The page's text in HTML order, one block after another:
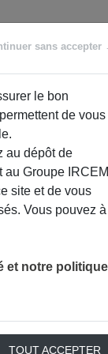
sans accepter
le bon
de vous
au dépôt de
Groupe IRCEM
site et de vous
Vous pouvez à
et notre politique
TOUT ACCEPTER